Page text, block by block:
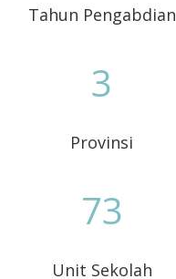
Tahun Pengabdian
3
Provinsi
73
Unit Sekolah